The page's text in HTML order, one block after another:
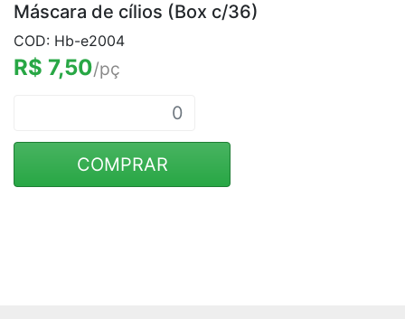
Máscara de cílios (Box c/36)
COD: Hb-e2004
R$ 7,50/pç
COMPRAR